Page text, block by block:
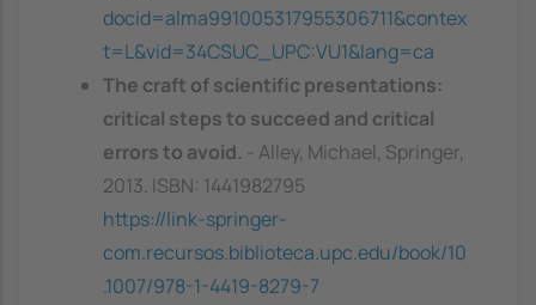
docid=alma991005317955306711&contex
t=L&vid=34CSUC_UPC:VU1&lang=ca
The craft of scientific presentations:
critical steps to succeed and critical
errors to avoid.
- Alley, Michael, Springer,
2013. ISBN: 1441982795
https://link-springer-
com.recursos.biblioteca.upc.edu/book/10
.1007/978-1-4419-8279-7